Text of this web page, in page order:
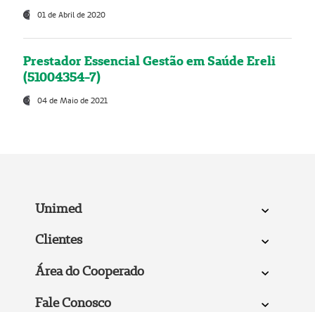
01 de Abril de 2020
Prestador Essencial Gestão em Saúde Ereli
(51004354-7)
04 de Maio de 2021
Unimed
Clientes
Área do Cooperado
Fale Conosco